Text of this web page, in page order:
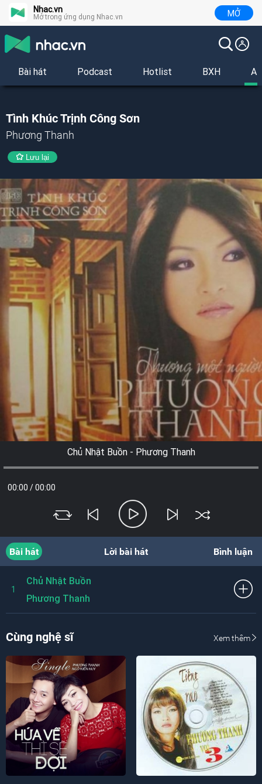
Nhac.vn
Mở trong ứng dụng Nhac.vn MỞ
Bài hát Podcast Hotlist BXH
Tình Khúc Trịnh Công Sơn
Phương Thanh
Lưu lại
Chủ Nhật Buồn - Phương Thanh
00:00 /00:00
Bài hát Lời bài hát Bình luận
1
Chủ Nhật Buồn
Phương Thanh
Cùng nghệ sĩ Xem thêm